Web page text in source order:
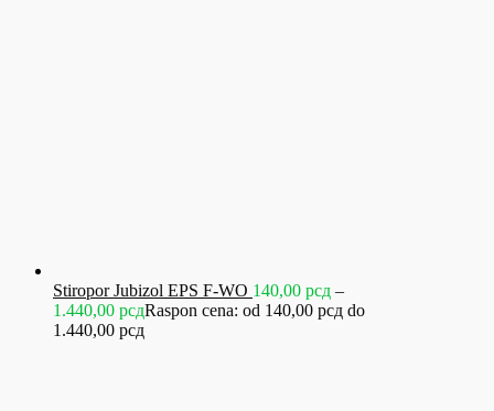
Stiropor Jubizol EPS F-WO 140,00 рсд –
1.440,00 рсдRaspon cena: od 140,00 рсд do
1.440,00 рсд